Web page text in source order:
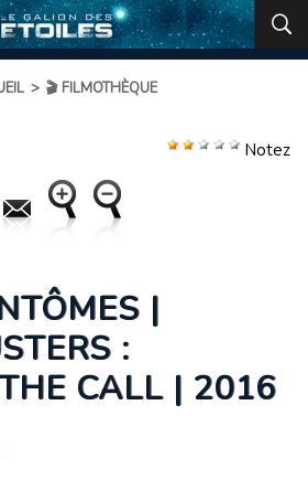
> 🎬 FILMOTHÈQUE
Notez
|
:
CALL | 2016